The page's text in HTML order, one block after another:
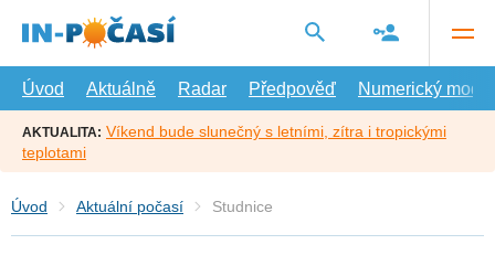
hlavní
Úvod
Aktuálně Radar Předpověď Numerický model
AKTUALITA: Víkend bude slunečný s letními, zítra i tropickými
teplotami
Úvod Aktuální počasí Studnice